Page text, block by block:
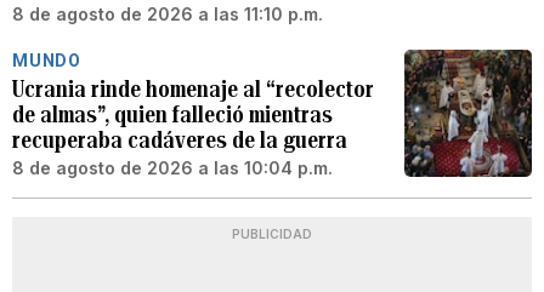
8 de agosto de 2026 a las 11:10 p.m.
MUNDO
Ucrania rinde homenaje al “recolector
de almas”, quien falleció mientras
recuperaba cadáveres de la guerra
8 de agosto de 2026 a las 10:04 p.m.
PUBLICIDAD